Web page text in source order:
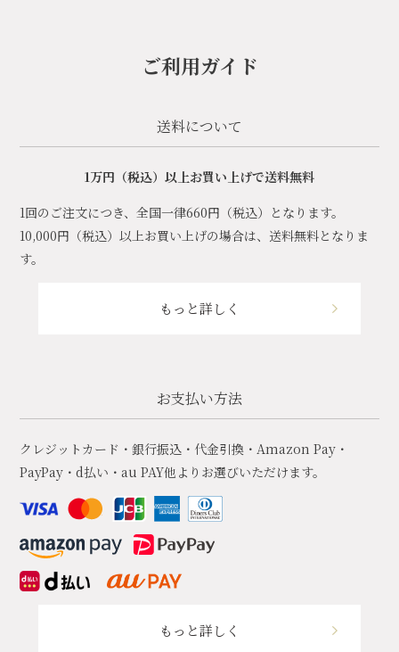
ご利用ガイド
送料について
1万円（税込）以上お買い上げで送料無料
1回のご注文につき、全国一律660円（税込）となります。
10,000円（税込）以上お買い上げの場合は、送料無料となりま
す。
もっと詳しく
お支払い方法
クレジットカード・銀行振込・代金引換・Amazon Pay・
PayPay・d払い・au PAY他よりお選びいただけます。
もっと詳しく